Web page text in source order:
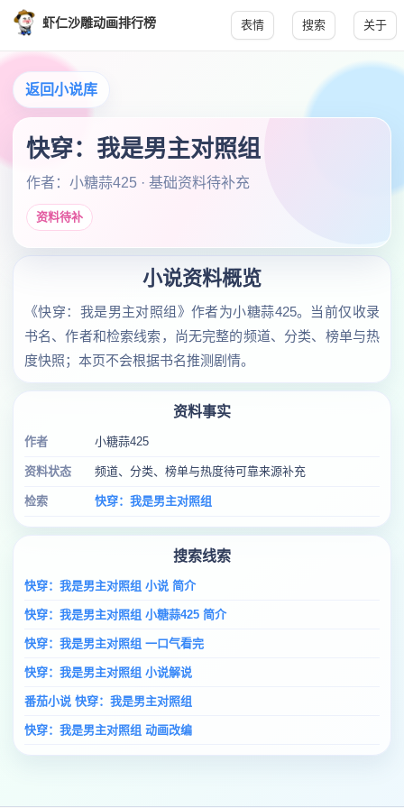
虾仁沙雕动画排行榜 表情 搜索 关于
返回小说库
快穿：我是男主对照组
作者：小糖蒜425 · 基础资料待补充
资料待补
小说资料概览
《快穿：我是男主对照组》作者为小糖蒜425。当前仅收录
书名、作者和检索线索，尚无完整的频道、分类、榜单与热
度快照；本页不会根据书名推测剧情。
资料事实
作者 小糖蒜425
资料状态 频道、分类、榜单与热度待可靠来源补充
检索 快穿：我是男主对照组
搜索线索
快穿：我是男主对照组 小说 简介
快穿：我是男主对照组 小糖蒜425 简介
快穿：我是男主对照组 一口气看完
快穿：我是男主对照组 小说解说
番茄小说 快穿：我是男主对照组
快穿：我是男主对照组 动画改编